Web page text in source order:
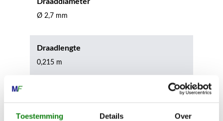
Toestemming Details Over
Ø 2,7 mm
Draadlengte
0,215 m